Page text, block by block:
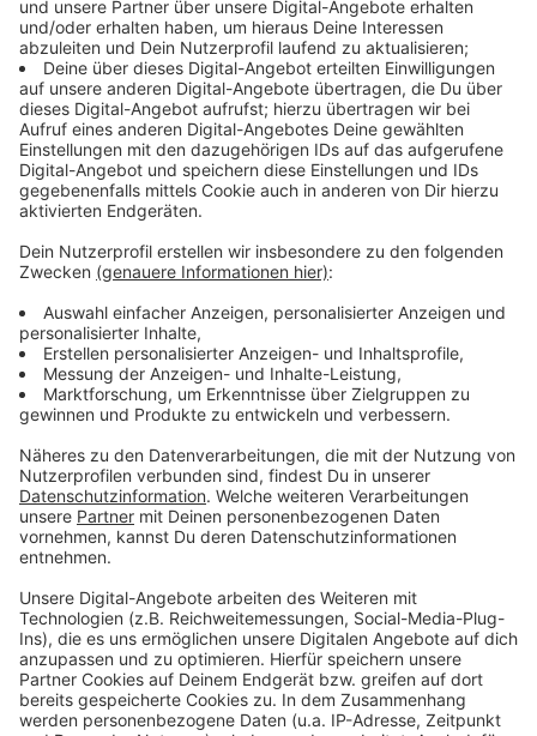
Rund 550 Wohnungen sollen entstehen
Anzeige
Die restlichen sind Eigentumswohnungen, die für
Familien oder barrierefreikonzipiert wurden. Bis Ende
2028 sollen insgesamt rund 550 neue Wohnungen
entstehen.
Anzeige
Weitere Infos und Links zum Thema:
Anzeige
Projektentwickler Bonava: Paulshöfe in Benrath
Schloss Benrath
Präsentationspläne der Stadt Düsseldorf
Anzeige